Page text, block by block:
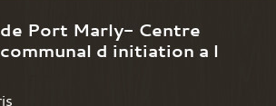
Port Marly- Centre
d initiation a l